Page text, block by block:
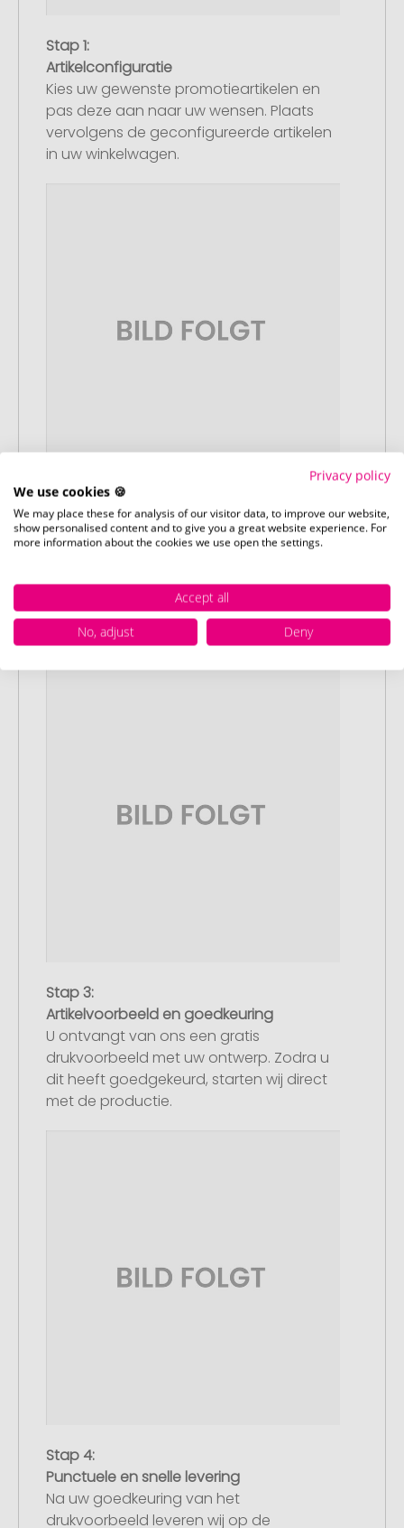
Stap 1:
Artikelconfiguratie
Kies uw gewenste promotieartikelen en
pas deze aan naar uw wensen. Plaats
vervolgens de geconfigureerde artikelen
in uw winkelwagen.
Stap 2:
Upload van uw logo of ontwerp
Upload uw logo of ontwerp op onze
bestelling af. Mocht u op dit moment
geen geschikt bestand beschikbaar
hebben, dan kunt u dit later aanleveren.
Stap 3:
Artikelvoorbeeld en goedkeuring
U ontvangt van ons een gratis
drukvoorbeeld met uw ontwerp. Zodra u
dit heeft goedgekeurd, starten wij direct
met de productie.
Stap 4:
Punctuele en snelle levering
Na uw goedkeuring van het
drukvoorbeeld leveren wij op de
Privacy policy
We use cookies 🍪
We may place these for analysis of our visitor data, to improve our website,
show personalised content and to give you a great website experience. For
more information about the cookies we use open the settings.
Accept all
No, adjust
Deny